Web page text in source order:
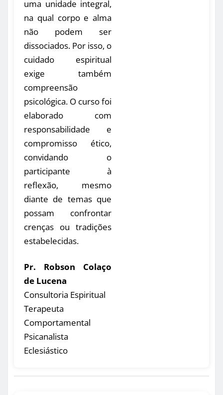
uma unidade integral,
na qual corpo e alma
não podem ser
dissociados. Por isso, o
cuidado espiritual
exige também
compreensão
psicológica. O curso foi
elaborado com
responsabilidade e
compromisso ético,
convidando o
participante à
reflexão, mesmo
diante de temas que
possam confrontar
crenças ou tradições
estabelecidas.
Pr. Robson Colaço
de Lucena
Consultoria Espiritual
Terapeuta
Comportamental
Psicanalista
Eclesiástico